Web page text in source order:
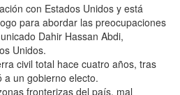
con Estados Unidos y está
para abordar las preocupaciones
Dahir Hassan Abdi,
Unidos.
civil total hace cuatro años, tras
a un gobierno electo.
fronterizas del país, mal